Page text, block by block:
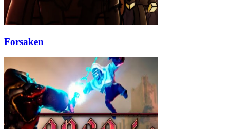
Forsaken